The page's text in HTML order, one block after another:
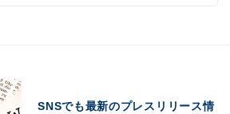
SNSでも最新のプレスリリース情